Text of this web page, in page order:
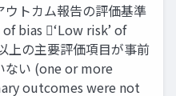
ウトカム報告の評価基準
bias ‘Low risk’ of
上の主要評価項目が事前
ない (one or more
outcomes were not